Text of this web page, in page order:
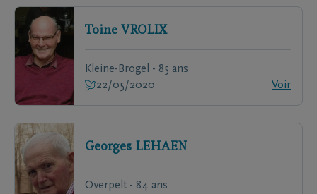
Toine VROLIX
Kleine-Brogel - 85 ans
22/05/2020
Voir
Georges LEHAEN
Overpelt - 84 ans